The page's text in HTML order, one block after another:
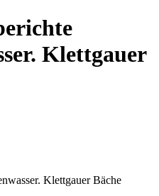
Klettgauer
Klettgauer Bäche